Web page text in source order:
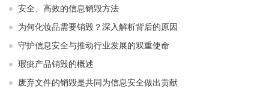
安全、高效的信息销毁方法
为何化妆品需要销毁？深入解析背后的原因
守护信息安全与推动行业发展的双重使命
瑕疵产品销毁的概述
废弃文件的销毁是共同为信息安全做出贡献